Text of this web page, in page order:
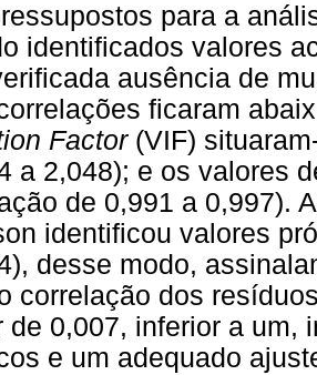
para a
identificados valores
ausência de
ficaram
Factor(VIF)
a 2,048); e os valores
de 0,991 a 0,997).
identificou valores
desse modo,
correlação dos
de 0,007, inferior a um,
e um adequado